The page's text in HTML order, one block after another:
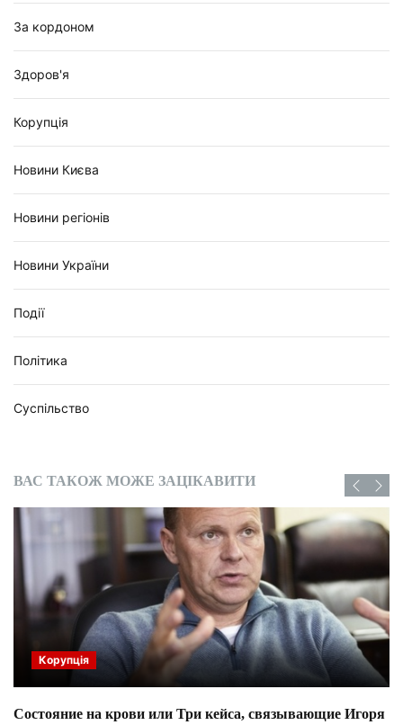
За кордоном
Здоров'я
Корупція
Новини Києва
Новини регіонів
Новини України
Події
Політика
Суспільство
ВАС ТАКОЖ МОЖЕ ЗАЦІКАВИТИ
Корупція
Состояние на крови или Три кейса, связывающие Игоря